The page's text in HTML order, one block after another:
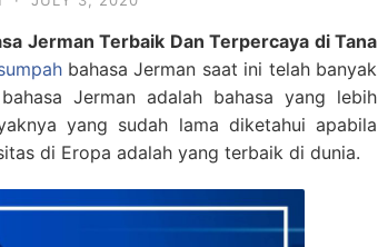
Jerman Terbaik Dan Terpercaya di Tana
bahasa Jerman saat ini telah banyak
Jerman adalah bahasa yang lebih
yang sudah lama diketahui apabila
di Eropa adalah yang terbaik di dunia.